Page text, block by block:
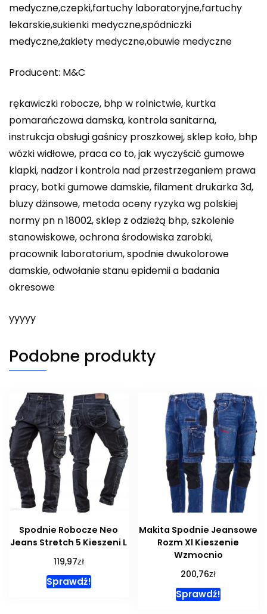
medyczne,czepki,fartuchy laboratoryjne,fartuchy
lekarskie,sukienki medyczne,spódniczki
medyczne,żakiety medyczne,obuwie medyczne
Producent: M&C
rękawiczki robocze, bhp w rolnictwie, kurtka
pomarańczowa damska, kontrola sanitarna,
instrukcja obsługi gaśnicy proszkowej, sklep koło, bhp
wózki widłowe, praca co to, jak wyczyścić gumowe
klapki, nadzor i kontrola nad przestrzeganiem prawa
pracy, botki gumowe damskie, filament drukarka 3d,
bluzy dżinsowe, metoda oceny ryzyka wg polskiej
normy pn n 18002, sklep z odzieżą bhp, szkolenie
stanowiskowe, ochrona środowiska zarobki,
pracownik laboratorium, spodnie dwukolorowe
damskie, odwołanie stanu epidemii a badania
okresowe
yyyyy
Podobne produkty
Spodnie Robocze Neo
Jeans Stretch 5 Kieszeni L
119,97zł
Sprawdź!
Makita Spodnie Jeansowe
Rozm Xl Kieszenie
Wzmocnio
200,76zł
Sprawdź!